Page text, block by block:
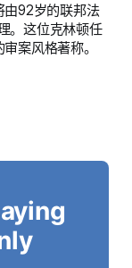
由92岁的联邦法
。这位克林顿任
案风格著称。